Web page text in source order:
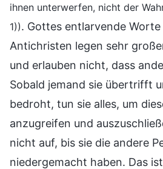
ihnen unterwerfen, nicht der
1)). Gottes entlarvende
Antichristen legen sehr
und erlauben nicht, dass
Sobald jemand sie übertrifft
bedroht, tun sie alles, um
anzugreifen und
nicht auf, bis sie die andere
niedergemacht haben. Das